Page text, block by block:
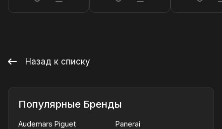
Назад к списку
Популярные Бренды
Audemars Piguet
Panerai